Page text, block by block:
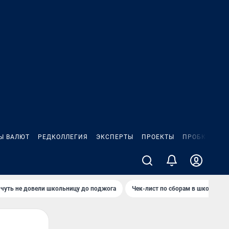
ВАЛЮТ РЕДКОЛЛЕГИЯ ЭКСПЕРТЫ ПРОЕКТЫ ПРОБКИ
не довели школьницу до поджога Чек-лист по сборам в школу в